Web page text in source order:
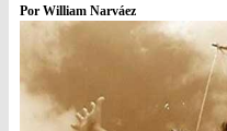
Por William Narváez